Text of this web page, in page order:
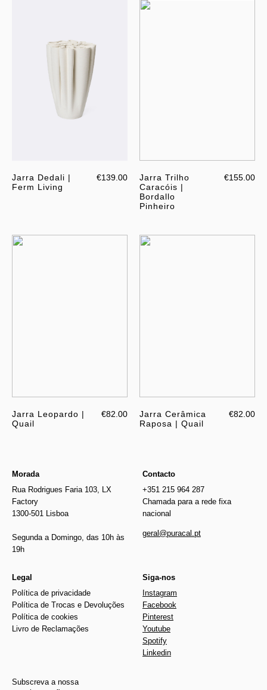
Jarra Dedali |
Ferm Living
€139.00
Jarra Trilho
Caracóis |
Bordallo
Pinheiro
€155.00
Jarra Leopardo |
Quail
€82.00
Jarra Cerâmica
Raposa | Quail
€82.00
Morada
Rua Rodrigues Faria 103, LX
Factory
1300-501 Lisboa
Segunda a Domingo, das 10h às
19h
Contacto
+351 215 964 287
Chamada para a rede fixa
nacional
geral@puracal.pt
Legal
Política de privacidade
Política de Trocas e Devoluções
Política de cookies
Livro de Reclamações
Siga-nos
Instagram
Facebook
Pinterest
Youtube
Spotify
Linkedin
Subscreva a nossa